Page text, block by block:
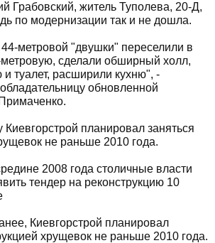
Грабовский, житель Туполева, 20-Д,
по модернизации так и не дошла.
метровой "двушки" переселили в
сделали обширный холл,
туалет, расширили кухню", -
обновленной
Киевгорстрой планировал заняться
не раньше 2010 года.
2008 года столичные власти
тендер на реконструкцию 10
Киевгорстрой планировал
хрущевок не раньше 2010 года.